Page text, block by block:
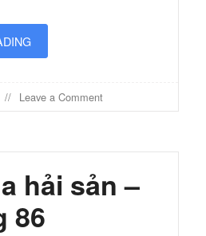
Leave a Commenton
Bốn
sản
Chương
hải sản –
86